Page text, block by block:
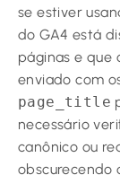
se estiver
do GA4 está
páginas e que
enviado com
page_title
necessário
canônico ou
obscurecendo